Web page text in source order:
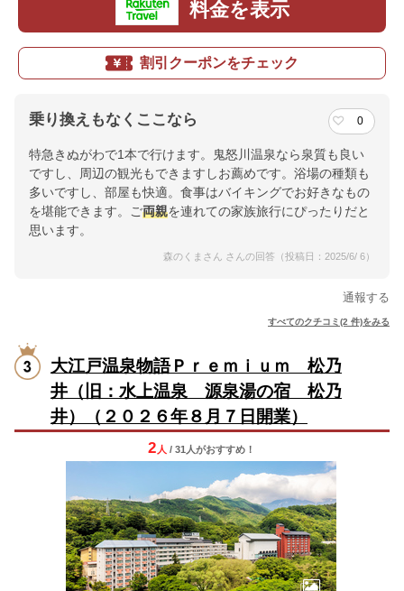
料金を表示
割引クーポンをチェック
乗り換えもなくここなら 0
特急きぬがわで1本で行けます。鬼怒川温泉なら泉質も良い
ですし、周辺の観光もできますしお薦めです。浴場の種類も
多いですし、部屋も快適。食事はバイキングでお好きなもの
を堪能できます。ご両親を連れての家族旅行にぴったりだと
思います。
森のくまさん さんの回答（投稿日：2025/6/ 6）
通報する
すべてのクチコミ(2 件)をみる
大江戸温泉物語Ｐｒｅｍｉｕｍ 松乃
井（旧：水上温泉 源泉湯の宿 松乃
井）（２０２６年８月７日開業）
2 人 / 31人がおすすめ！